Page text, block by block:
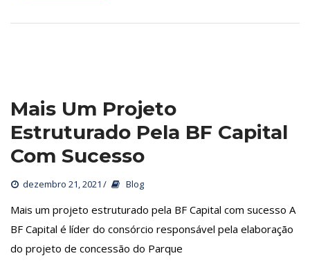
Mais Um Projeto
Estruturado Pela BF Capital
Com Sucesso
dezembro 21, 2021 Blog
Mais um projeto estruturado pela BF Capital com sucesso A
BF Capital é líder do consórcio responsável pela elaboração
do projeto de concessão do Parque